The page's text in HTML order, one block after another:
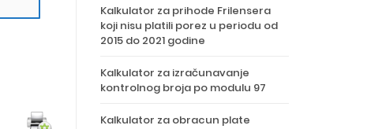
Kalkulator za prihode Frilensera
koji nisu platili porez u periodu od
2015 do 2021 godine
Kalkulator za izračunavanje
kontrolnog broja po modulu 97
Kalkulator za obracun plate